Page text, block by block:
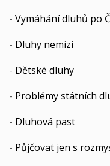
- Vymáhání dluhů po
- Dluhy nemizí
- Dětské dluhy
- Problémy státních
- Dluhová past
- Půjčovat jen s